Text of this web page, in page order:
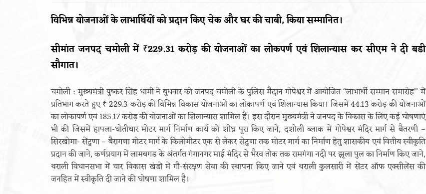
विभिन्न योजनाओं के लाभार्थियों को प्रदान किए चेक और घर की चाबी, किया सम्मानित।
सीमांत जनपद चमोली में ₹229.31 करोड़ की योजनाओं का लोकपर्ण एवं शिलान्यास कर सीएम ने दी बडी
सौगात।
चमोली : मुख्यमंत्री पुष्कर सिंह धामी ने बुधवार को जनपद चमोली के पुलिस मैदान गोपेश्वर में आयोजित ‘‘लाभार्थी सम्मान समारोह’’ में
प्रतिभाग करते हुए ₹ 229.3 करोड़ की विभिन्न विकास योजनाओं का लोकापर्ण एवं शिलान्यास किया। जिसमें 44.13 करोड़ की योजनाओं
का लोकापर्ण एवं 185.17 करोड़ की योजनाओं का शिलान्यास शामिल है। इस दौरान मुख्यमंत्री ने जनपद के विकास के लिए कई घोषणाएं
भी की जिसमें हापला-धोतीधार मोटर मार्ग निर्माण कार्य को शीघ्र पूरा किए जाने, दशोली ब्लाक में गोपेश्वर मंदिर मार्ग से बैतरणी –
सिरखोमा- सेंटुणा – बैरागणा मोटर मार्ग के किलोमीटर एक से लेकर सेटुणा तक मोटर मार्ग का निर्माण हेतु शासकीय एवं वित्तीय स्वीकृति
प्रदान की जाने, कर्णप्रयाग में लामबगड के अंतर्गत गंगानगर माई मंदिर से भैरव तोक तक रामगंगा नदी पर झूला पुल का निर्माण किए जाने,
थराली विधानसभा में चार विकास खंडों में गौ-संरक्षण सेवा की स्थापना किए जाने एवं थराली कुलसारी में सेंटर ऑफ एक्सीलेंस की
जनहित में स्वीकृति दी जाने की घोषणा शामिल है।